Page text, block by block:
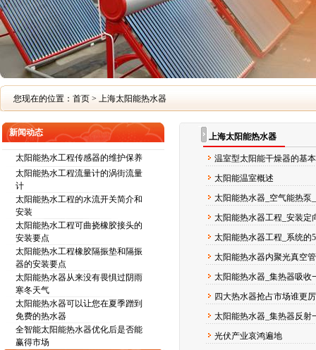
您现在的位置： 首页 > 上海太阳能热水器
新闻动态
太阳能热水工程传感器的维护保养
太阳能热水工程流量计的涡街流量
计
太阳能热水工程的水流开关简介和
安装
太阳能热水工程可曲挠橡胶接头的
安装要点
太阳能热水工程橡胶隔振垫和隔振
器的安装要点
太阳能热水器从来没有畏惧过阴雨
寒冬天气
太阳能热水器可以让您在夏季蹭到
免费的热水器
全智能太阳能热水器优化后是否能
赢得市场
上海太阳能热水器
温室型太阳能干燥器的基
太阳能温室概述
太阳能热水器_空气能热泵
太阳能热水器工程_安装定
太阳能热水器工程_系统的
太阳能热水器内聚光真空
太阳能热水器_集热器吸收
四大热水器抢占市场谁更
太阳能热水器_集热器反射
光伏产业哀鸿遍地